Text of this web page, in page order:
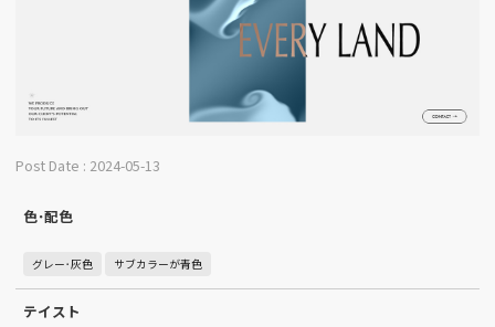
Post Date : 2024-05-13
色･配色
グレー･灰色 サブカラーが青色
テイスト